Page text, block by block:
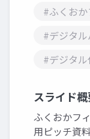
#ふくお
#デジタ
#デジタル
スライド
ふくおかフ
用ピッチ資料